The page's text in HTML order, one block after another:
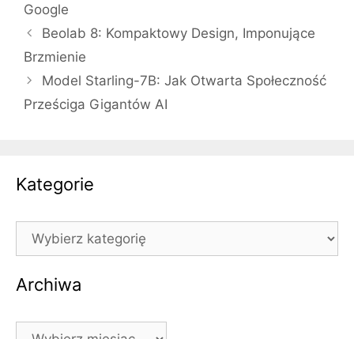
Google
Beolab 8: Kompaktowy Design, Imponujące
Brzmienie
Model Starling-7B: Jak Otwarta Społeczność
Prześciga Gigantów AI
Kategorie
Kategorie
Archiwa
Archiwa